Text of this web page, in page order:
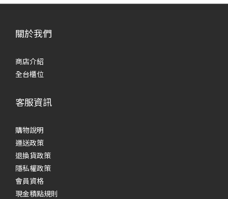
關於我們
商店介紹
全台櫃位
客服資訊
購物說明
運送政策
退換貨政策
隱私權政策
會員資格
現金積點規則